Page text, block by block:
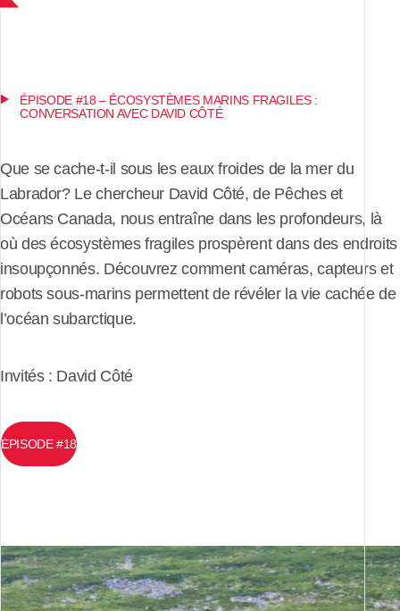
ÉPISODE #18 – ÉCOSYSTÈMES MARINS FRAGILES :
CONVERSATION AVEC DAVID CÔTÉ
Que se cache-t-il sous les eaux froides de la mer du
Labrador? Le chercheur David Côté, de Pêches et
Océans Canada, nous entraîne dans les profondeurs, là
où des écosystèmes fragiles prospèrent dans des endroits
insoupçonnés. Découvrez comment caméras, capteurs et
robots sous-marins permettent de révéler la vie cachée de
l’océan subarctique.
Invités : David Côté
ÉPISODE #18